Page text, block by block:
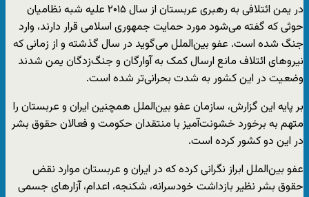
در یمن ائتلافی به رهبری عربستان از سال ۲۰۱۵ علیه شبه نظامیان
حوثی که گفته می‌شود مورد حمایت جمهوری اسلامی قرار دارند، وارد
جنگ شده‌ است. عفو بین‌الملل می‌گوید در سال گذشته و از زمانی که
نیروهای ائتلاف مانع ارسال کمک به آوارگان و جنگ‌زدگان یمن شدند
وضعیت در این کشور به شدت بحرانی‌تر شده است.
بر پایه این گزارش، سازمان عفو بین‌الملل همچنین ایران و عربستان را
متهم به برخورد خشونت‌آمیز با منتقدان حکومت و فعالان حقوق بشر
در این دو کشور کرده است.
عفو بین‌الملل ابراز نگرانی کرده که در ایران و عربستان موارد نقض
حقوق بشر نظیر بازداشت خودسرانه، شکنجه، اعدام، آزارهای جسمی